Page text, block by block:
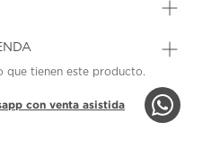
que tienen este producto.
con venta asistida